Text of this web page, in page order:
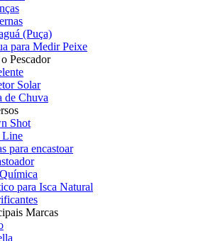
(Puça)
para Medir Peixe
Pescador
Solar
de Chuva
Shot
Line
para encastoar
para Isca Natural
Marcas